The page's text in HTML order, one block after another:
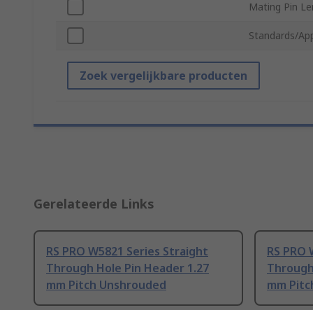
Mating Pin
Standards/
Zoek vergelijkbare producten
Gerelateerde Links
RS PRO W5821 Series Straight
Through Hole Pin Header 1.27
mm Pitch Unshrouded
RS
mm